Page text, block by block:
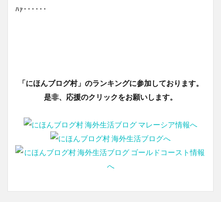
ﾊｧ･･････
「にほんブログ村」のランキングに参加しております。
是非、応援のクリックをお願いします。